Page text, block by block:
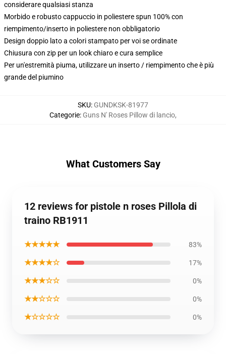
considerare qualsiasi stanza
Morbido e robusto cappuccio in poliestere spun 100% con
riempimento/inserto in poliestere non obbligatorio
Design doppio lato a colori stampato per voi se ordinate
Chiusura con zip per un look chiaro e cura semplice
Per un'estremità piuma, utilizzare un inserto / riempimento che è più
grande del piumino
SKU: GUNDKSK-81977
Categorie: Guns N' Roses Pillow di lancio,
What Customers Say
12 reviews for pistole n roses Pillola di
traino RB1911
★★★★★ 83%
★★★★☆ 17%
★★★☆☆ 0%
★★☆☆☆ 0%
★☆☆☆☆ 0%